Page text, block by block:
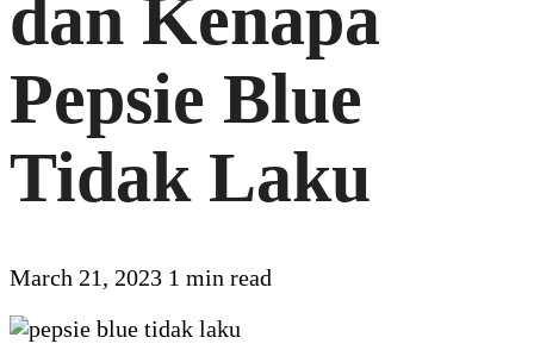
dan Kenapa
Pepsie Blue
Tidak Laku
March 21, 2023 1 min read